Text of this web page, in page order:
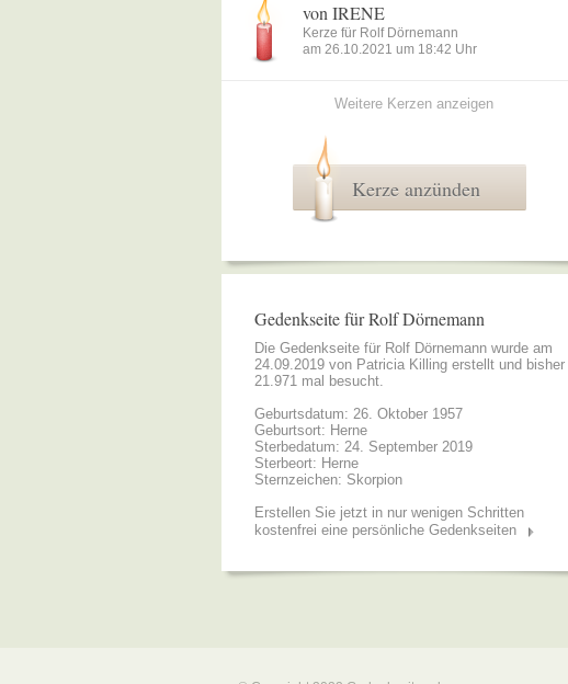
von IRENE
Kerze für Rolf Dörnemann
am 26.10.2021 um 18:42 Uhr
Weitere Kerzen anzeigen
Kerze anzünden
Gedenkseite für Rolf Dörnemann
Die Gedenkseite für Rolf Dörnemann wurde am
24.09.2019 von Patricia Killing erstellt und bisher
21.971 mal besucht.
Geburtsdatum: 26. Oktober 1957
Geburtsort: Herne
Sterbedatum: 24. September 2019
Sterbeort: Herne
Sternzeichen: Skorpion
Erstellen Sie jetzt in nur wenigen Schritten
kostenfrei eine persönliche Gedenkseiten